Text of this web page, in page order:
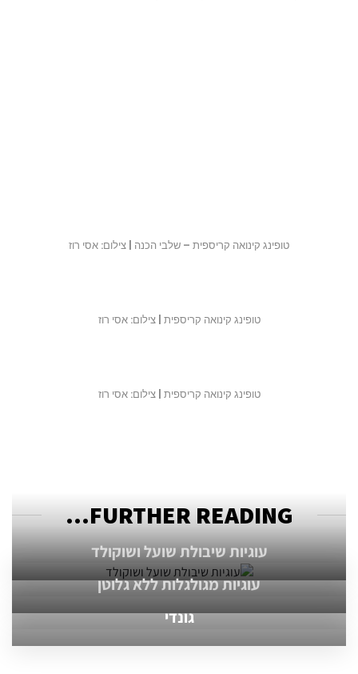
טופינג קינואה קריספית – שלבי הכנה | צילום: אסי רוז
טופינג קינואה קריספית | צילום: אסי רוז
טופינג קינואה קריספית | צילום: אסי רוז
FURTHER READING...
עוגיות שיבולת שועל ושוקולד
עוגיות מגולגלות ללא גלוטן
גונדי